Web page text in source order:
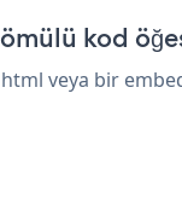
kod
veya bir